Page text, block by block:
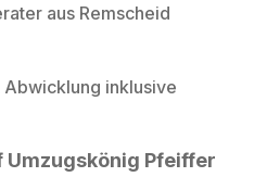
aus Remscheid
Abwicklung inklusive
Umzugskönig Pfeiffer